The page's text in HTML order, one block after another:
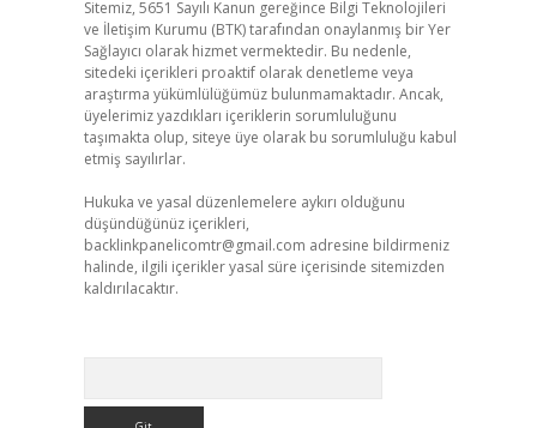
Sitemiz, 5651 Sayılı Kanun gereğince Bilgi Teknolojileri
ve İletişim Kurumu (BTK) tarafından onaylanmış bir Yer
Sağlayıcı olarak hizmet vermektedir. Bu nedenle,
sitedeki içerikleri proaktif olarak denetleme veya
araştırma yükümlülüğümüz bulunmamaktadır. Ancak,
üyelerimiz yazdıkları içeriklerin sorumluluğunu
taşımakta olup, siteye üye olarak bu sorumluluğu kabul
etmiş sayılırlar.
Hukuka ve yasal düzenlemelere aykırı olduğunu
düşündüğünüz içerikleri,
backlinkpanelicomtr@gmail.com adresine bildirmeniz
halinde, ilgili içerikler yasal süre içerisinde sitemizden
kaldırılacaktır.